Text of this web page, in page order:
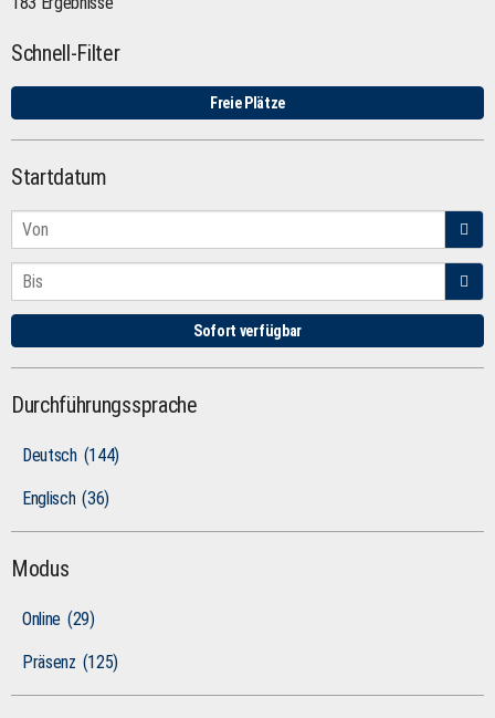
Schnell-Filter
Freie Plätze
Startdatum
Sofort verfügbar
Durchführungssprache
Deutsch (144)
Englisch (36)
Modus
Online (29)
Präsenz (125)